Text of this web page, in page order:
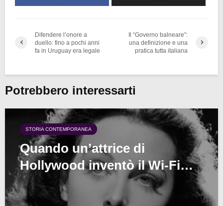
Difendere l’onore a
duello: fino a pochi anni
fa in Uruguay era legale
Il “Governo balneare”:
una definizione e una
pratica tutta italiana
Potrebbero interessarti
STORIA CONTEMPORANEA
Quando un’attrice di
Hollywood inventò il Wi-Fi…